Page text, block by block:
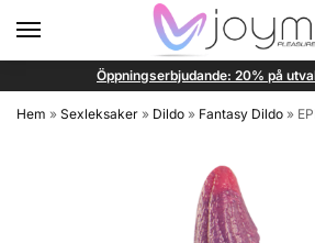
Öppningserbjudande: 20% på
Hem » Sexleksaker » Dildo » Fantasy Dildo »